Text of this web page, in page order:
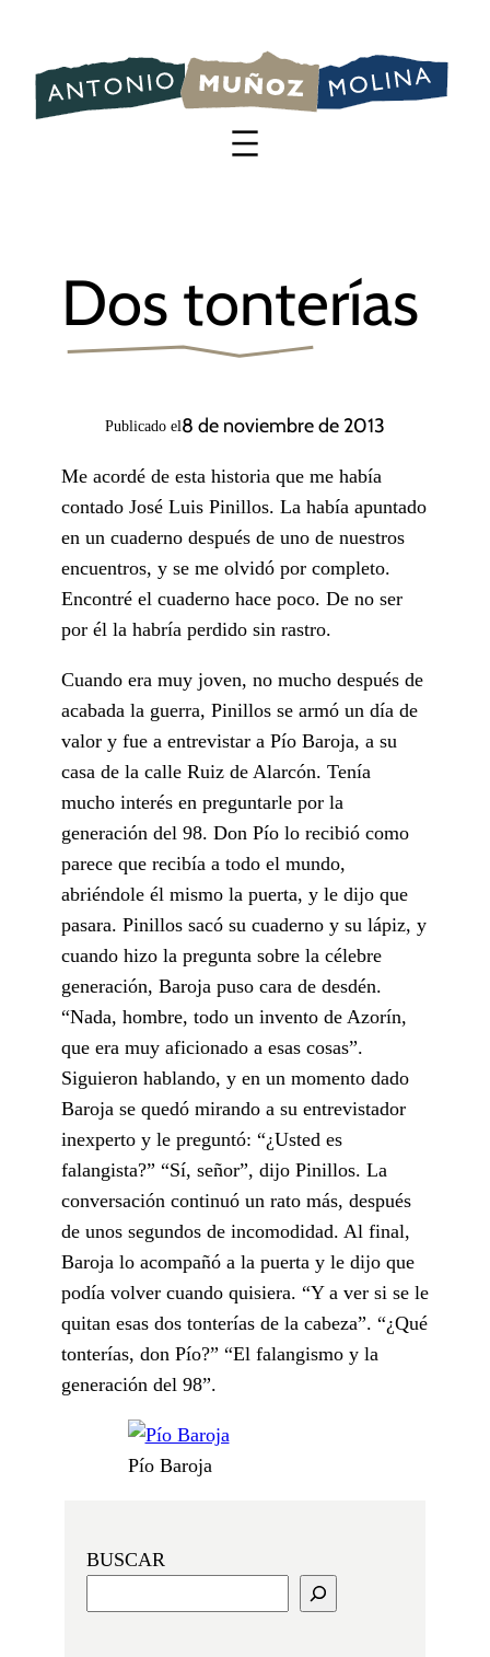
contenido
Dos tonterías
Publicado el8 de noviembre de 2013
Me acordé de esta historia que me había
contado José Luis Pinillos. La había apuntado
en un cuaderno después de uno de nuestros
encuentros, y se me olvidó por completo.
Encontré el cuaderno hace poco. De no ser
por él la habría perdido sin rastro.
Cuando era muy joven, no mucho después de
acabada la guerra, Pinillos se armó un día de
valor y fue a entrevistar a Pío Baroja, a su
casa de la calle Ruiz de Alarcón. Tenía
mucho interés en preguntarle por la
generación del 98. Don Pío lo recibió como
parece que recibía a todo el mundo,
abriéndole él mismo la puerta, y le dijo que
pasara. Pinillos sacó su cuaderno y su lápiz, y
cuando hizo la pregunta sobre la célebre
generación, Baroja puso cara de desdén.
“Nada, hombre, todo un invento de Azorín,
que era muy aficionado a esas cosas”.
Siguieron hablando, y en un momento dado
Baroja se quedó mirando a su entrevistador
inexperto y le preguntó: “¿Usted es
falangista?” “Sí, señor”, dijo Pinillos. La
conversación continuó un rato más, después
de unos segundos de incomodidad. Al final,
Baroja lo acompañó a la puerta y le dijo que
podía volver cuando quisiera. “Y a ver si se le
quitan esas dos tonterías de la cabeza”. “¿Qué
tonterías, don Pío?” “El falangismo y la
generación del 98”.
Pío Baroja
BUSCAR